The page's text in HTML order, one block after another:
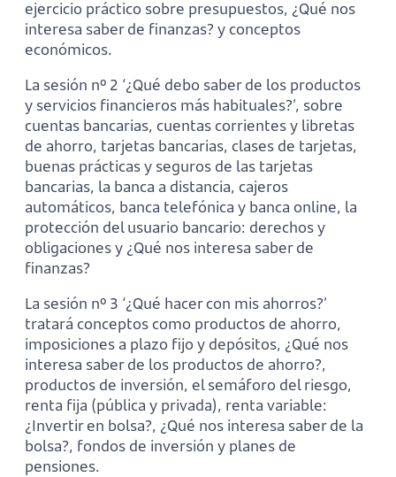
ejercicio práctico sobre presupuestos, ¿Qué nos
interesa saber de finanzas? y conceptos
económicos.
La sesión nº 2 ‘¿Qué debo saber de los productos
y servicios financieros más habituales?’, sobre
cuentas bancarias, cuentas corrientes y libretas
de ahorro, tarjetas bancarias, clases de tarjetas,
buenas prácticas y seguros de las tarjetas
bancarias, la banca a distancia, cajeros
automáticos, banca telefónica y banca online, la
protección del usuario bancario: derechos y
obligaciones y ¿Qué nos interesa saber de
finanzas?
La sesión nº 3 ‘¿Qué hacer con mis ahorros?’
tratará conceptos como productos de ahorro,
imposiciones a plazo fijo y depósitos, ¿Qué nos
interesa saber de los productos de ahorro?,
productos de inversión, el semáforo del riesgo,
renta fija (pública y privada), renta variable:
¿Invertir en bolsa?, ¿Qué nos interesa saber de la
bolsa?, fondos de inversión y planes de
pensiones.